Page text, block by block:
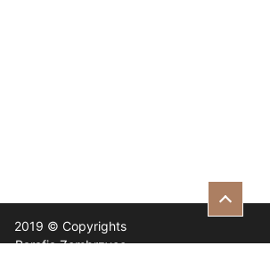
2019 © Copyrights
Parafia Zembrzyce